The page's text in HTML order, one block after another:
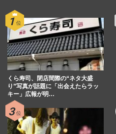
くら寿司、閉店間際の“ネタ大盛
り”写真が話題に「出会えたらラッ
キー」広報が明…